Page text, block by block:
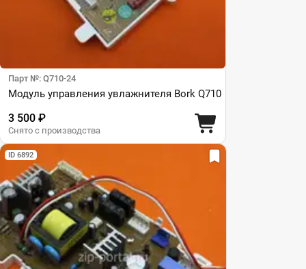
Парт №: Q710-24
Модуль управления увлажнителя Bork Q710
3 500 ₽
Снято с производства
ID 6892